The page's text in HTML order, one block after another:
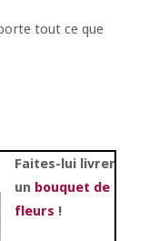
tout ce que
Faites-lui livrer
un bouquet de
fleurs !